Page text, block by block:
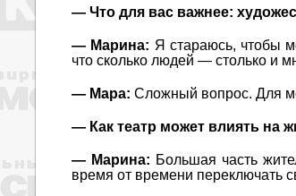
— Что для вас важнее:
— Марина: Я стараюсь, чтобы
что сколько людей — столько и
— Мара: Сложный вопрос. Для
— Как театр может влиять на
— Марина: Большая часть
время от времени переключать